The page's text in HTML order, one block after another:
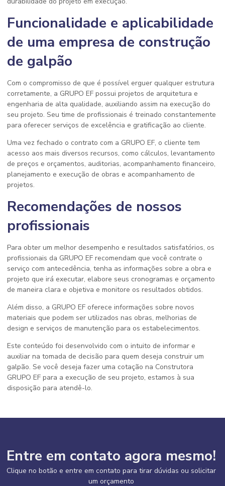
Funcionalidade e aplicabilidade
de uma empresa de construção
de galpão
Com o compromisso de que é possível erguer qualquer estrutura
corretamente, a GRUPO EF possui projetos de arquitetura e
engenharia de alta qualidade, auxiliando assim na execução do
seu projeto. Seu time de profissionais é treinado constantemente
para oferecer serviços de excelência e gratificação ao cliente.
Uma vez fechado o contrato com a GRUPO EF, o cliente tem
acesso aos mais diversos recursos, como cálculos, levantamento
de preços e orçamentos, auditorias, acompanhamento financeiro,
planejamento e execução de obras e acompanhamento de
projetos.
Recomendações de nossos
profissionais
Para obter um melhor desempenho e resultados satisfatórios, os
profissionais da GRUPO EF recomendam que você contrate o
serviço com antecedência, tenha as informações sobre a obra e
projeto que irá executar, elabore seus cronogramas e orçamento
de maneira clara e objetiva e monitore os resultados obtidos.
Além disso, a GRUPO EF oferece informações sobre novos
materiais que podem ser utilizados nas obras, melhorias de
design e serviços de manutenção para os estabelecimentos.
Este conteúdo foi desenvolvido com o intuito de informar e
auxiliar na tomada de decisão para quem deseja construir um
galpão. Se você deseja fazer uma cotação na Construtora
GRUPO EF para a execução de seu projeto, estamos à sua
disposição para atendê-lo.
Entre em contato agora mesmo!
Clique no botão e entre em contato para tirar dúvidas ou solicitar
um orçamento